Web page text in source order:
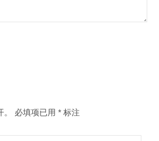
必填项已用 * 标注